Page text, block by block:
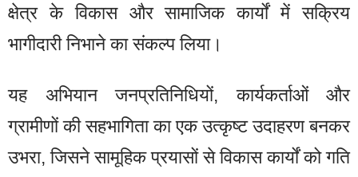
क्षेत्र के विकास और सामाजिक कार्यों में सक्रिय
भागीदारी निभाने का संकल्प लिया।
यह अभियान जनप्रतिनिधियों, कार्यकर्ताओं और
ग्रामीणों की सहभागिता का एक उत्कृष्ट उदाहरण बनकर
उभरा, जिसने सामूहिक प्रयासों से विकास कार्यों को गति